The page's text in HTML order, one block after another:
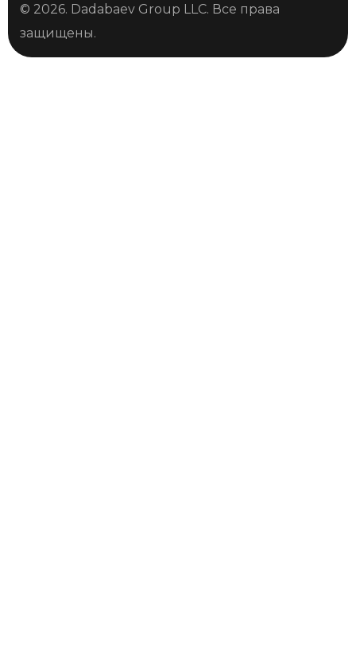
© 2026. Dadabaev Group LLC. Все права
защищены.